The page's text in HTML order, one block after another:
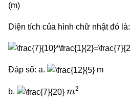
(m)
Diện tích của hình chữ nhật đó là:
Đáp số: a. m
b.
2